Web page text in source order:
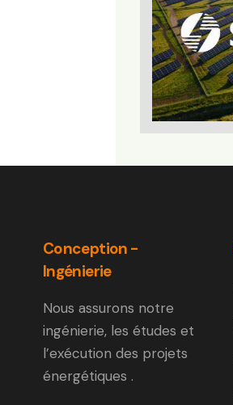
Conception -
Ingénierie
Nous assurons notre
ingénierie, les études et
l’exécution des projets
énergétiques .